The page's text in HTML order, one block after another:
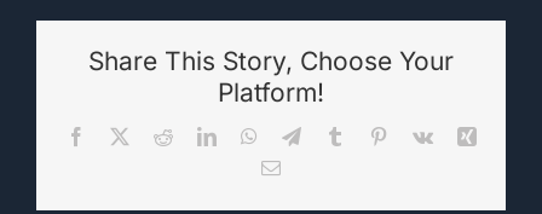
Share This Story, Choose Your
Platform!
Facebook RedditLinkedInWhatsApp
TelegramTumblr Pinterest
Vk
E-